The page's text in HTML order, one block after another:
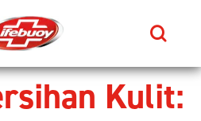
Search
Kulit: